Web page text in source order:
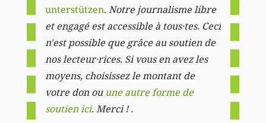
unterstützen. Notre journalisme libre
et engagé est accessible à tous·tes. Ceci
n'est possible que grâce au soutien de
nos lecteur·rices. Si vous en avez les
moyens, choisissez le montant de
votre don ou une autre forme de
soutien ici. Merci ! .